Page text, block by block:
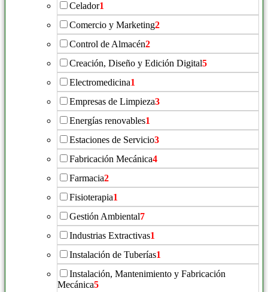
Celador1
Comercio y Marketing2
Control de Almacén2
Creación, Diseño y Edición Digital5
Electromedicina1
Empresas de Limpieza3
Energías renovables1
Estaciones de Servicio3
Fabricación Mecánica4
Farmacia2
Fisioterapia1
Gestión Ambiental7
Industrias Extractivas1
Instalación de Tuberías1
Instalación, Mantenimiento y Fabricación
Mecánica5